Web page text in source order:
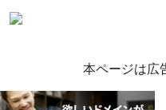
本ページは広